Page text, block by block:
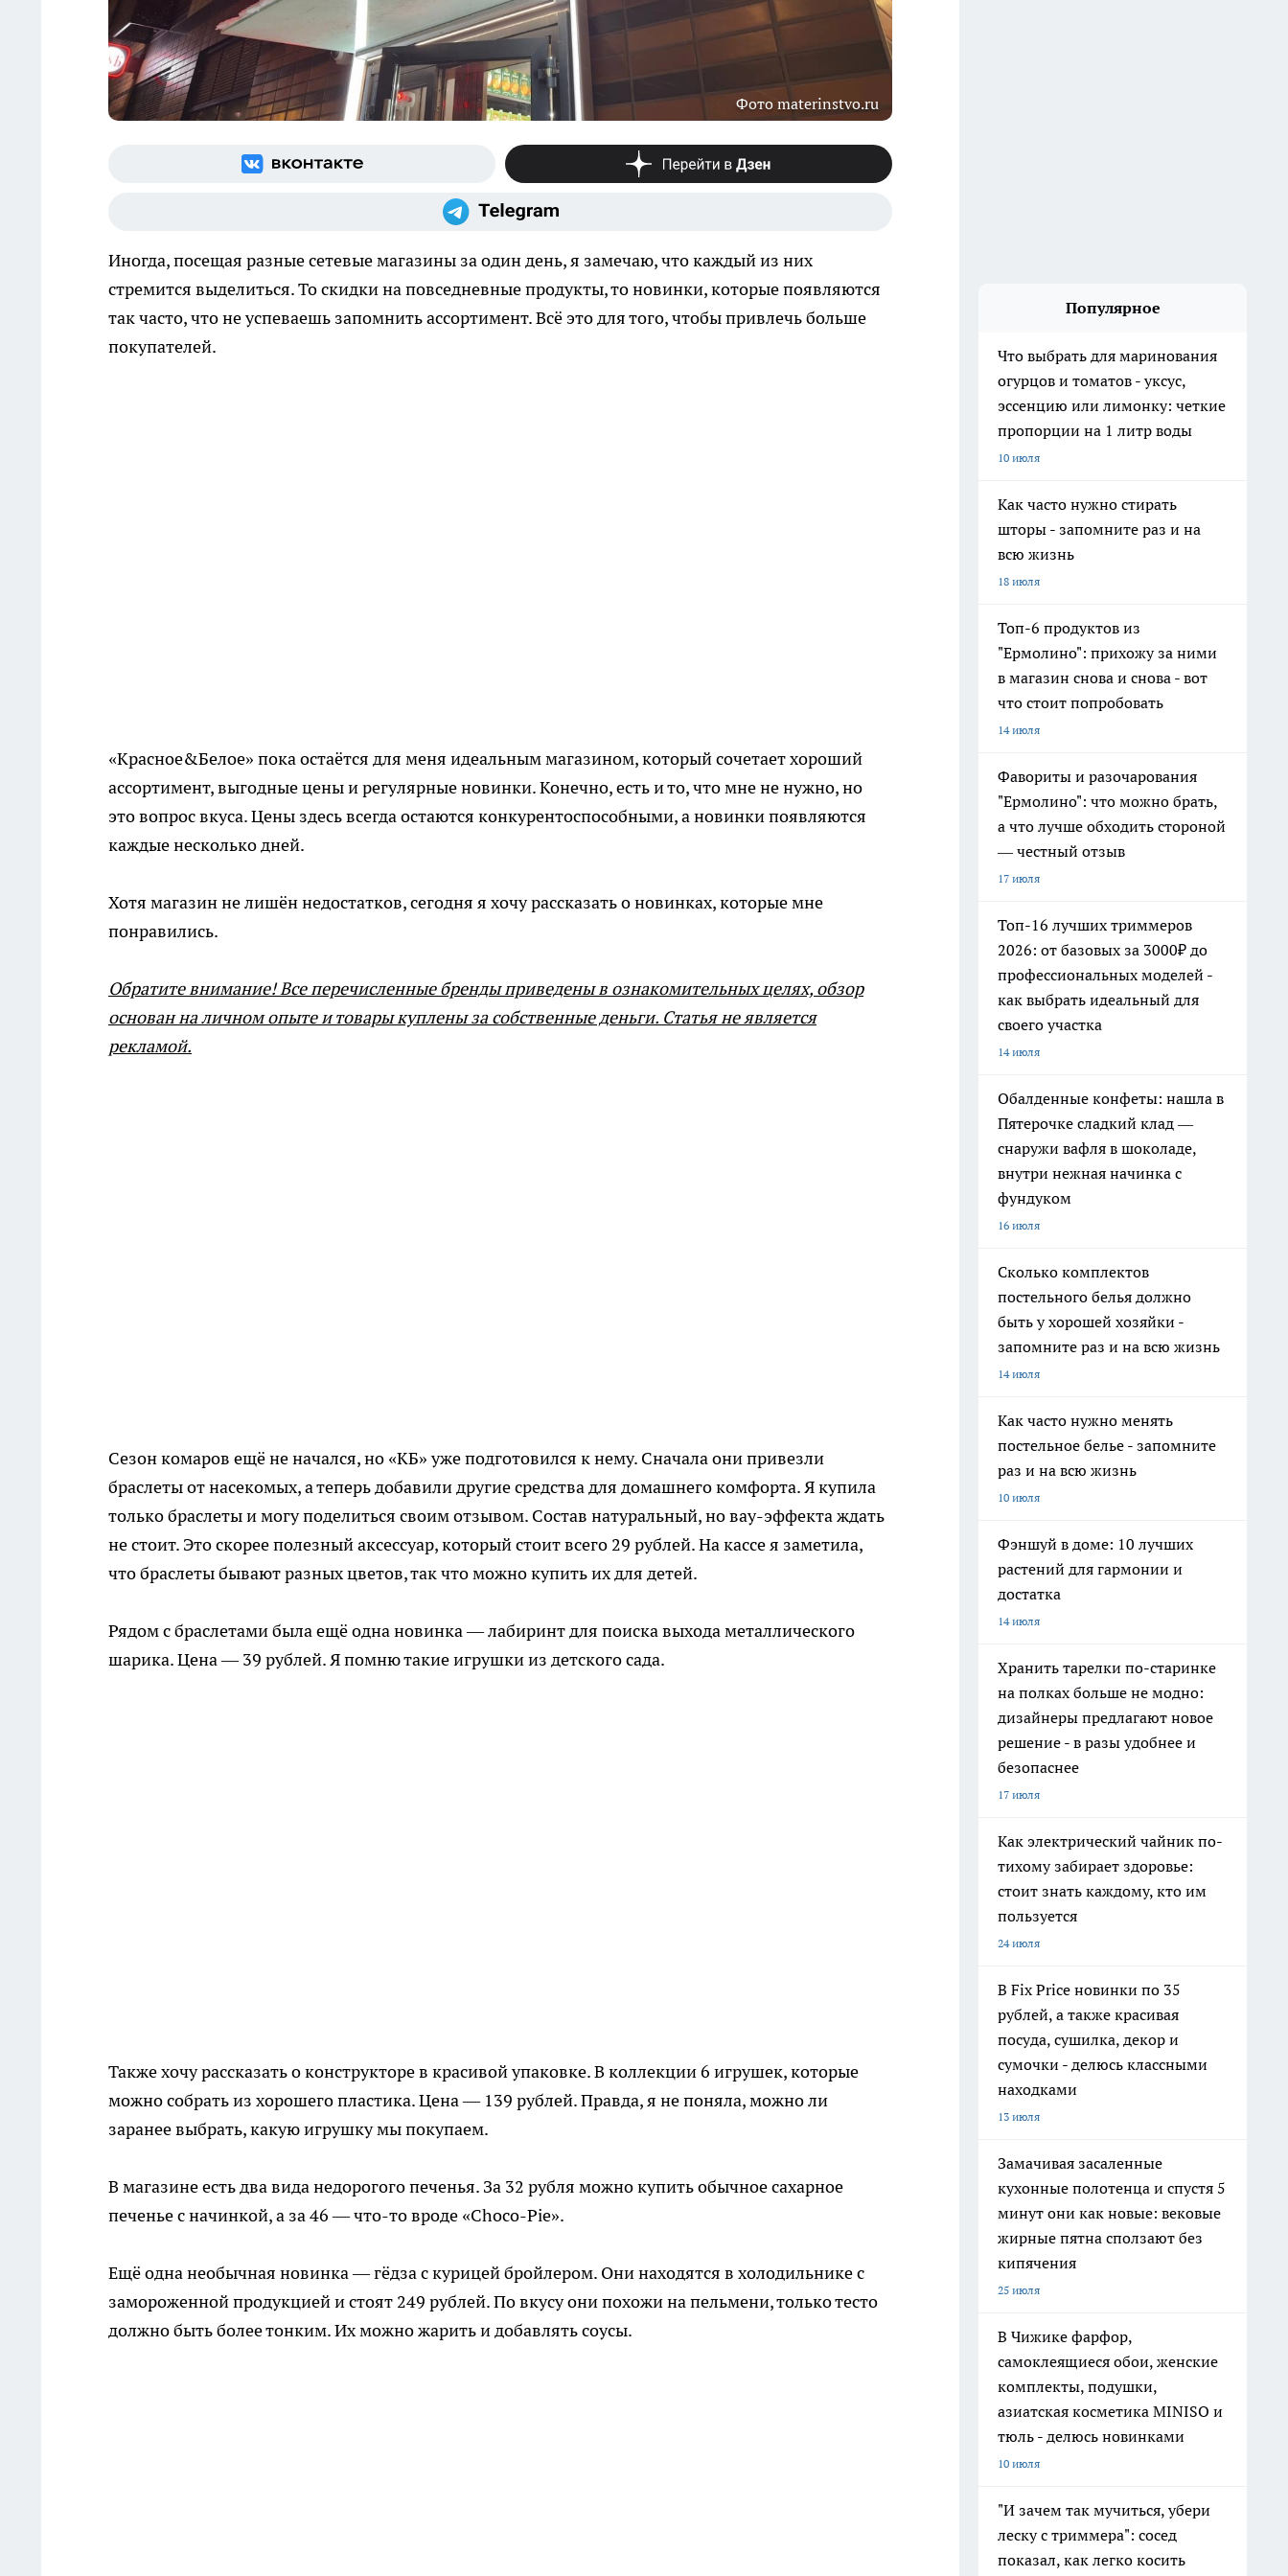
Фото materinstvo.ru
Иногда, посещая разные сетевые магазины за один день, я замечаю, что каждый из них
стремится выделиться. То скидки на повседневные продукты, то новинки, которые появляются
так часто, что не успеваешь запомнить ассортимент. Всё это для того, чтобы привлечь больше
покупателей.
«Красное&Белое» пока остаётся для меня идеальным магазином, который сочетает хороший
ассортимент, выгодные цены и регулярные новинки. Конечно, есть и то, что мне не нужно, но
это вопрос вкуса. Цены здесь всегда остаются конкурентоспособными, а новинки появляются
каждые несколько дней.
Хотя магазин не лишён недостатков, сегодня я хочу рассказать о новинках, которые мне
понравились.
Обратите внимание! Все перечисленные бренды приведены в ознакомительных целях, обзор
основан на личном опыте и товары куплены за собственные деньги. Статья не является
рекламой.
Сезон комаров ещё не начался, но «КБ» уже подготовился к нему. Сначала они привезли
браслеты от насекомых, а теперь добавили другие средства для домашнего комфорта. Я купила
только браслеты и могу поделиться своим отзывом. Состав натуральный, но вау-эффекта ждать
не стоит. Это скорее полезный аксессуар, который стоит всего 29 рублей. На кассе я заметила,
что браслеты бывают разных цветов, так что можно купить их для детей.
Рядом с браслетами была ещё одна новинка — лабиринт для поиска выхода металлического
шарика. Цена — 39 рублей. Я помню такие игрушки из детского сада.
Также хочу рассказать о конструкторе в красивой упаковке. В коллекции 6 игрушек, которые
можно собрать из хорошего пластика. Цена — 139 рублей. Правда, я не поняла, можно ли
заранее выбрать, какую игрушку мы покупаем.
В магазине есть два вида недорогого печенья. За 32 рубля можно купить обычное сахарное
печенье с начинкой, а за 46 — что-то вроде «Choco-Pie».
Ещё одна необычная новинка — гёдза с курицей бройлером. Они находятся в холодильнике с
замороженной продукцией и стоят 249 рублей. По вкусу они похожи на пельмени, только тесто
должно быть более тонким. Их можно жарить и добавлять соусы.
Популярное
Что выбрать для маринования
огурцов и томатов - уксус,
эссенцию или лимонку: четкие
пропорции на 1 литр воды
10 июля
Как часто нужно стирать
шторы - запомните раз и на
всю жизнь
18 июля
Топ-6 продуктов из
"Ермолино": прихожу за ними
в магазин снова и снова - вот
что стоит попробовать
14 июля
Фавориты и разочарования
"Ермолино": что можно брать,
а что лучше обходить стороной
— честный отзыв
17 июля
Топ-16 лучших триммеров
2026: от базовых за 3000₽ до
профессиональных моделей -
как выбрать идеальный для
своего участка
14 июля
Обалденные конфеты: нашла в
Пятерочке сладкий клад —
снаружи вафля в шоколаде,
внутри нежная начинка с
фундуком
16 июля
Сколько комплектов
постельного белья должно
быть у хорошей хозяйки -
запомните раз и на всю жизнь
14 июля
Как часто нужно менять
постельное белье - запомните
раз и на всю жизнь
10 июля
Фэншуй в доме: 10 лучших
растений для гармонии и
достатка
14 июля
Хранить тарелки по-старинке
на полках больше не модно:
дизайнеры предлагают новое
решение - в разы удобнее и
безопаснее
17 июля
Как электрический чайник по-
тихому забирает здоровье:
стоит знать каждому, кто им
пользуется
24 июля
В Fix Price новинки по 35
рублей, а также красивая
посуда, сушилка, декор и
сумочки - делюсь классными
находками
13 июля
Замачивая засаленные
кухонные полотенца и спустя 5
минут они как новые: вековые
жирные пятна сползают без
кипячения
25 июля
В Чижике фарфор,
самоклеящиеся обои, женские
комплекты, подушки,
азиатская косметика MINISO и
тюль - делюсь новинками
10 июля
"И зачем так мучиться, убери
леску с триммера": сосед
показал, как легко косить